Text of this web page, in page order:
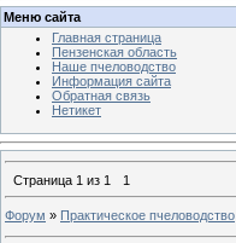
Меню сайта
Главная страница
Пензенская область
Наше пчеловодство
Информация сайта
Обратная связь
Нетикет
Страница 1 из 1 1
Форум » Практическое пчеловодство